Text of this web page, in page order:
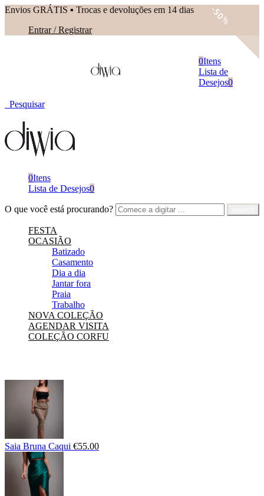
Envios GRÁTIS ▪︎ Trocas e devoluções em 14 dias
Entrar / Registrar
0Itens
Lista de
Desejos0
Pesquisar
0Itens
Lista de Desejos0
O que você está procurando?
FESTA
OCASIÃO
Batizado
Casamento
Dia a dia
Jantar fora
Praia
Trabalho
NOVA COLEÇÃO
AGENDAR VISITA
COLEÇÃO CORFU
Saia Bruna Caqui €55.00
%
50